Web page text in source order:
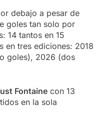
debajo a pesar de
goles tan solo por
14 tantos en 15
en tres ediciones: 2018
goles), 2026 (dos
Fontaine con 13
en la sola